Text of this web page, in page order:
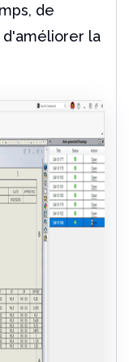
de
la